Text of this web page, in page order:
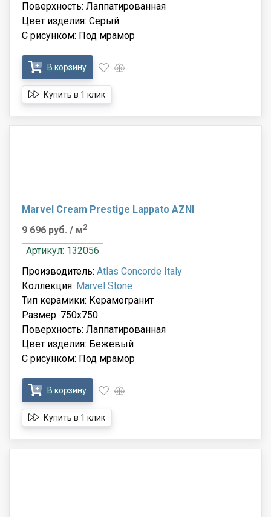
Поверхность: Лаппатированная
Цвет изделия: Серый
С рисунком: Под мрамор
В корзину
Купить в 1 клик
Marvel Cream Prestige Lappato AZNI
9 696 руб. / м2
Артикул: 132056
Производитель: Atlas Concorde Italy
Коллекция: Marvel Stone
Тип керамики: Керамогранит
Размер: 750x750
Поверхность: Лаппатированная
Цвет изделия: Бежевый
С рисунком: Под мрамор
В корзину
Купить в 1 клик